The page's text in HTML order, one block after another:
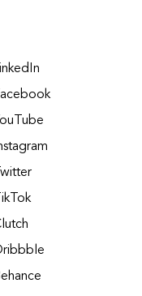
Twitter
TikTok